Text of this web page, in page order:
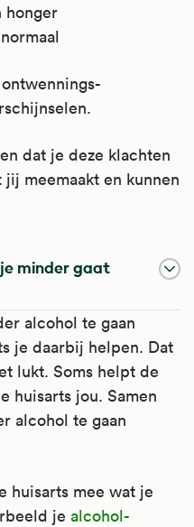
honger
dat je deze klachten
meemaakt en kunnen
minder gaat
alcohol te gaan
je daarbij helpen. Dat
lukt. Soms helpt de
huisarts jou. Samen
alcohol te gaan
huisarts mee wat je
je alcohol-